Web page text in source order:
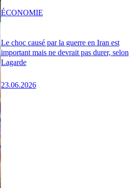
Le choc causé par la guerre en Iran est
important mais ne devrait pas durer, selon
Lagarde
23.06.2026
ÉCONOMIE